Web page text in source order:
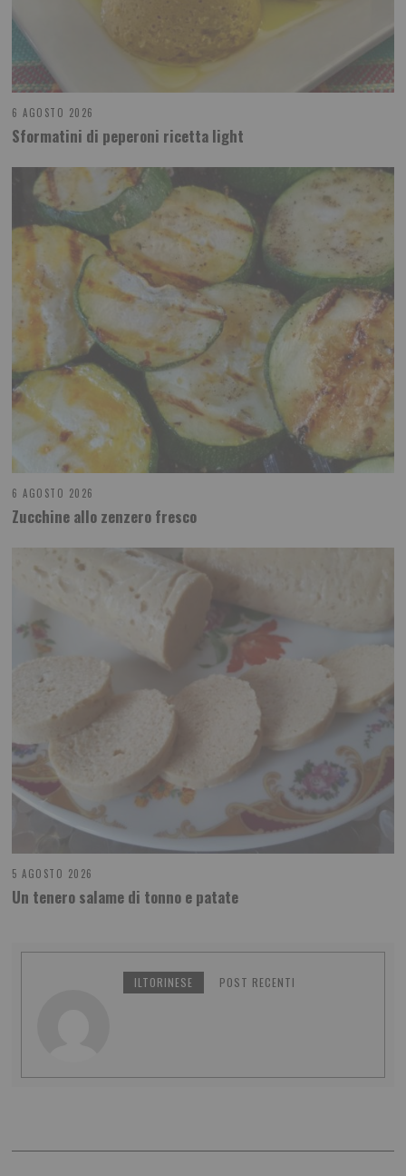
6 AGOSTO 2026
Sformatini di peperoni ricetta light
6 AGOSTO 2026
Zucchine allo zenzero fresco
5 AGOSTO 2026
Un tenero salame di tonno e patate
ILTORINESE POST RECENTI